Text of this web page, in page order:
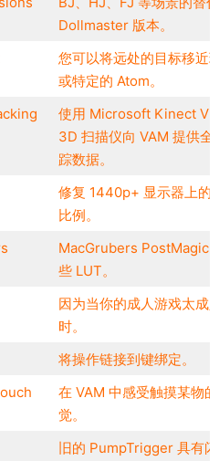
Dollmaster 版本。
您可以将远处的目标移近
或特定的 Atom。
使用 Microsoft Kinect
3D 扫描仪向 VAM 提供全
踪数据。
修复 1440p+ 显示器上的
比例。
MacGrubers PostMagic
些 LUT。
因为当你的成人游戏太成
时。
将操作链接到键绑定。
在 VAM 中感受触摸某物
觉。
旧的 PumpTrigger 具有